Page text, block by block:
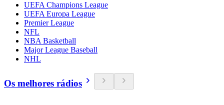
UEFA Champions League
UEFA Europa League
Premier League
NFL
NBA Basketball
Major League Baseball
NHL
Os melhores rádios